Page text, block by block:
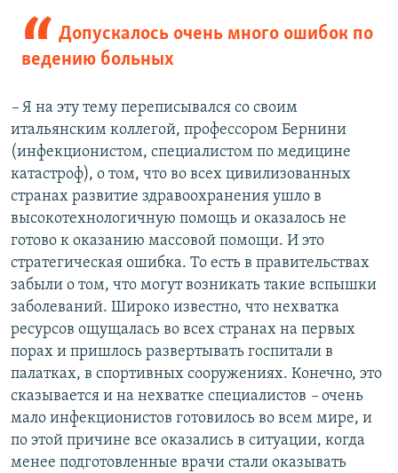
Допускалось очень много ошибок по
ведению больных
– Я на эту тему переписывался со своим
итальянским коллегой, профессором Бернини
(инфекционистом, специалистом по медицине
катастроф), о том, что во всех цивилизованных
странах развитие здравоохранения ушло в
высокотехнологичную помощь и оказалось не
готово к оказанию массовой помощи. И это
стратегическая ошибка. То есть в правительствах
забыли о том, что могут возникать такие вспышки
заболеваний. Широко известно, что нехватка
ресурсов ощущалась во всех странах на первых
порах и пришлось развертывать госпитали в
палатках, в спортивных сооружениях. Конечно, это
сказывается и на нехватке специалистов – очень
мало инфекционистов готовилось во всем мире, и
по этой причине все оказались в ситуации, когда
менее подготовленные врачи стали оказывать